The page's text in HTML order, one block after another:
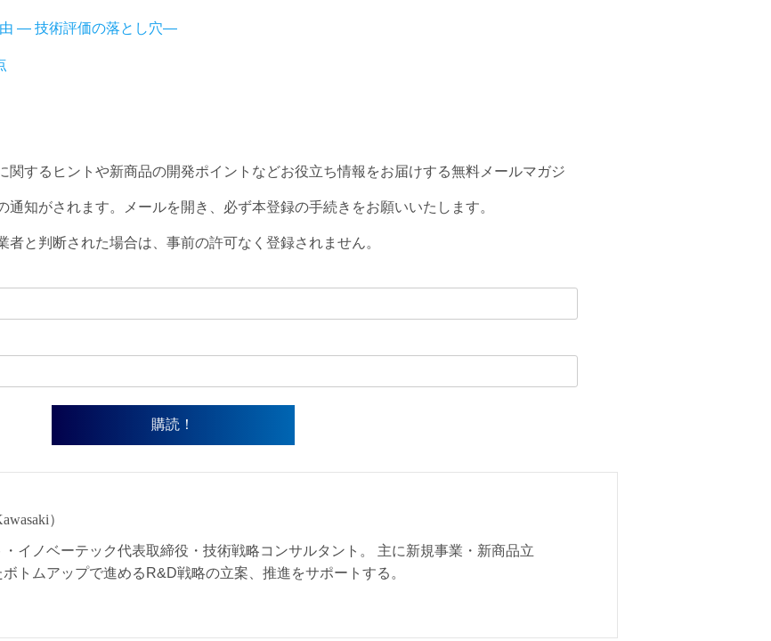
― 技術評価の落とし穴―
関するヒントや新商品の開発ポイントなどお役立ち情報をお届けする無料メールマガジ
知がされます。メールを開き、必ず本登録の手続きをお願いいたします。
者と判断された場合は、事前の許可なく登録されません。
）
イノベーテック代表取締役・技術戦略コンサルタント。 主に新規事業・新商品立
トムアップで進めるR&D戦略の立案、推進をサポートする。